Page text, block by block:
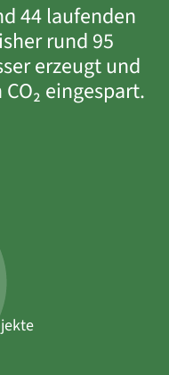
44 laufenden
rund 95
erzeugt und
eingespart.